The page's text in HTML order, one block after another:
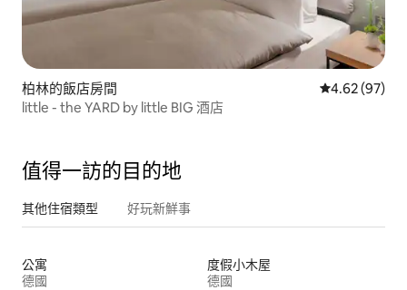
柏林的飯店房間 從 97 則評價
4.62 (97)
little - the YARD by little BIG 酒店
值得一訪的目的地
其他住宿類型 好玩新鮮事
公寓
德國
度假小木屋
德國